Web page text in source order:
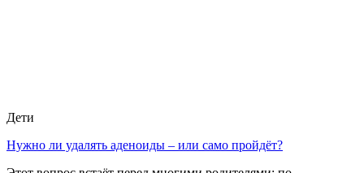
Дети
Нужно ли удалять аденоиды – или само пройдёт?